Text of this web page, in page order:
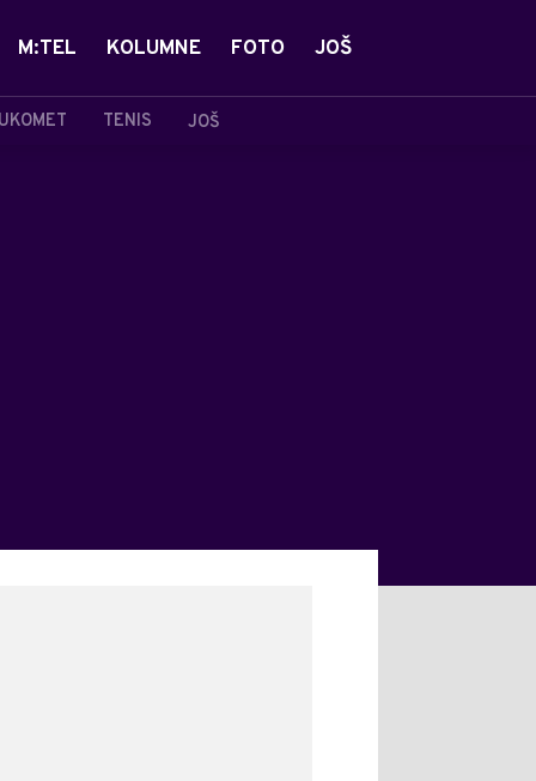
TENIS JOŠ
M:TEL KOLUMNE FOTO JOŠ